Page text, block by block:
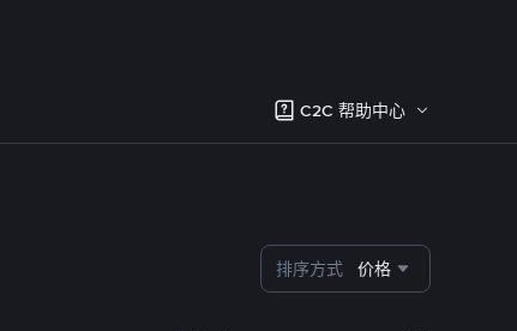
C2C 帮助中心
排序方式 价格